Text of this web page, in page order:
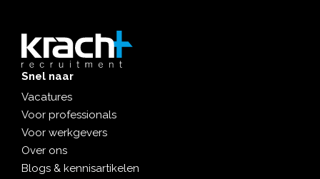
Snel naar
Vacatures
Voor professionals
Voor werkgevers
Over ons
Blogs & kennisartikelen